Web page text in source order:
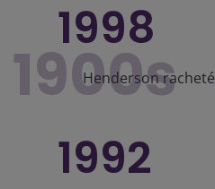
1900s
1998
Henderson
1992